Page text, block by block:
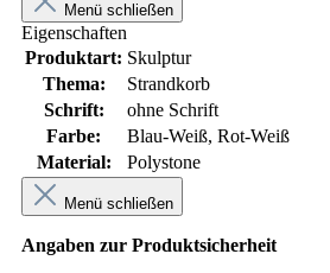
Menü schließen
Eigenschaften
Produktart: Skulptur
Thema:
Strandkorb
Schrift:
ohne Schrift
Farbe:
Blau-Weiß, Rot-Weiß
Material:
Polystone
Menü schließen
Angaben zur Produktsicherheit